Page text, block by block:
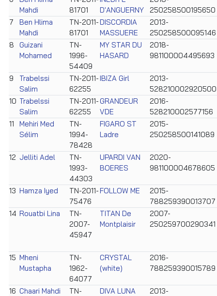
Mahdi
81701
D'ANGUERNY
250258500195650
7
Ben Hlima
Mahdi
TN-2011-
81701
DISCORDIA
MASSUERE
2013-
250258500095146
8
Guizani
Mohamed
TN-
1996-
54409
MY STAR DU
HASARD
2018-
981100004495693
9
Trabelssi
Salim
TN-2011-
62255
IBIZA Girl
2013-
528210002920500
10 Trabelssi
Salim
TN-2011-
62255
GRANDEUR
VDE
2016-
528210002577156
11
Mehiri Med
Sélim
TN-
1994-
78428
FIGARO ST
Ladre
2015-
250258500141089
12 Jelliti Adel
TN-
1993-
44303
UPARDI VAN
BOERES
2020-
981100004678605
13 Hamza Iyed
TN-2011-
75476
FOLLOW ME
2015-
788259390013707
14 Rouatbi Lina
TN-
2007-
45947
TITAN De
Montplaisir
2007-
250259700290341
15 Mheni
Mustapha
TN-
1962-
64077
CRYSTAL
(white)
2016-
788259390015789
16 Chaari Mahdi
TN-
DIVA LUNA
2013-